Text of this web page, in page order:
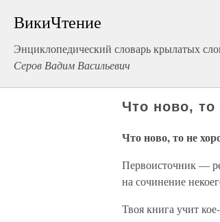
ВикиЧтение
Энциклопедический словарь крылатых
Серов Вадим Васильевич
Что ново,
Что ново, то не
Первоисточник —
на сочинение
Твоя книга учит